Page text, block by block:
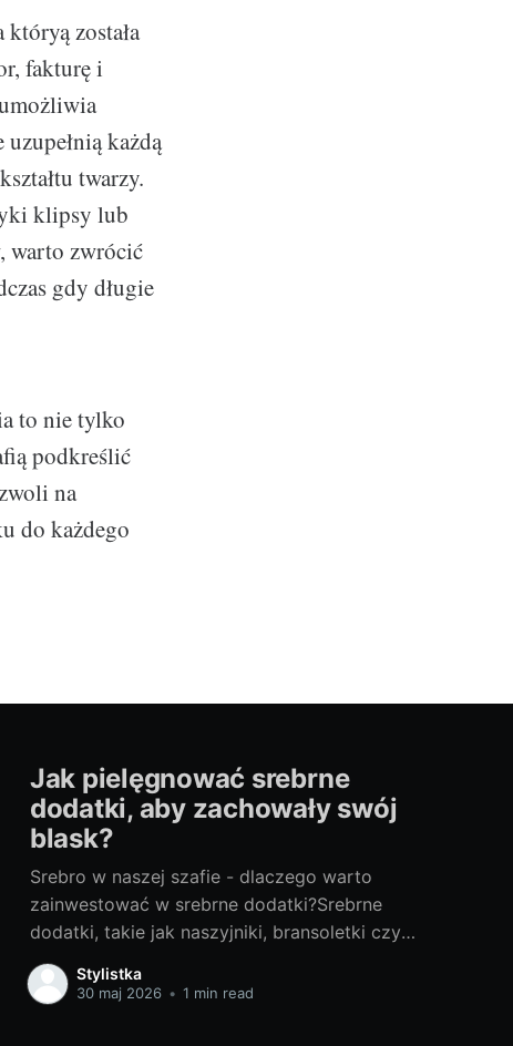
została
fakturę i
każdą
twarzy.
klipsy lub
warto zwrócić
gdy długie
to nie tylko
podkreślić
na
do każdego
Jak pielęgnować srebrne
dodatki, aby zachowały swój
blask?
Srebro w naszej szafie - dlaczego warto
zainwestować w srebrne dodatki?Srebrne
dodatki, takie jak naszyjniki, bransoletki czy
pierścionki srebrne, są nieodłącznym
elementem kobiecej garderoby. Szlachetna biel
Stylistka
30 maj 2026 • 1 min read